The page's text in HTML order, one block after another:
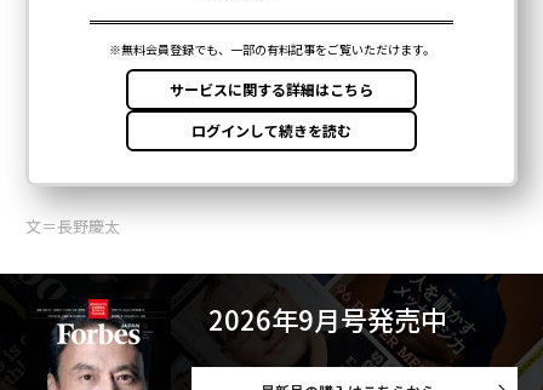
文＝長野慶太
2026年9月号発売中